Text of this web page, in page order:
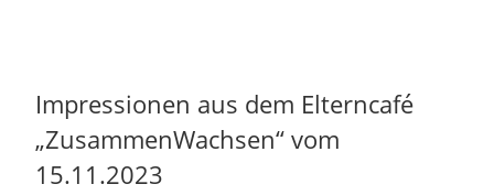
Impressionen aus dem Elterncafé
„ZusammenWachsen“ vom
15.11.2023